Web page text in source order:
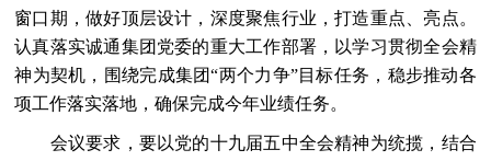
窗口期，做好顶层设计，深度聚焦行业，打造重点、亮点。
认真落实诚通集团党委的重大工作部署，以学习贯彻全会精
神为契机，围绕完成集团“两个力争”目标任务，稳步推动各
项工作落实落地，确保完成今年业绩任务。
会议要求，要以党的十九届五中全会精神为统揽，结合